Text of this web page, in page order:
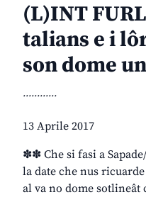
(L)INT
talians e i
son dome
............
13 Aprile 2017
✽✽ Che si fasi a
la date che nus
al va no dome sotlineât